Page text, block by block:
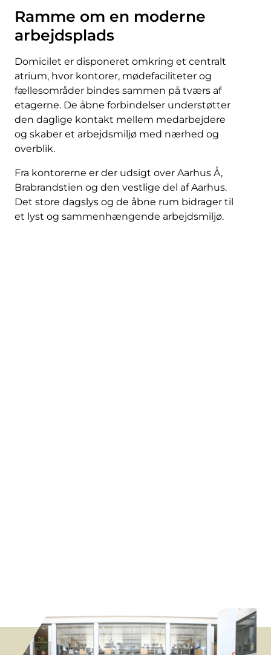
Ramme om en moderne
arbejdsplads
Domicilet er disponeret omkring et centralt
atrium, hvor kontorer, mødefaciliteter og
fællesområder bindes sammen på tværs af
etagerne. De åbne forbindelser understøtter
den daglige kontakt mellem medarbejdere
og skaber et arbejdsmiljø med nærhed og
overblik.
Fra kontorerne er der udsigt over Aarhus Å,
Brabrandstien og den vestlige del af Aarhus.
Det store dagslys og de åbne rum bidrager til
et lyst og sammenhængende arbejdsmiljø.